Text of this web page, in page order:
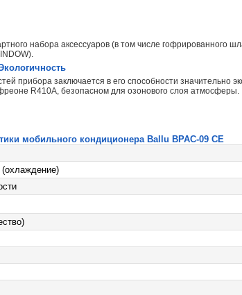
набора аксессуаров (в том числе гофрированного
прибора заключается в его способности значительно
R410A, безопасном для озонового слоя атмосферы.
мобильного кондиционера Ballu BPAC-09 CE